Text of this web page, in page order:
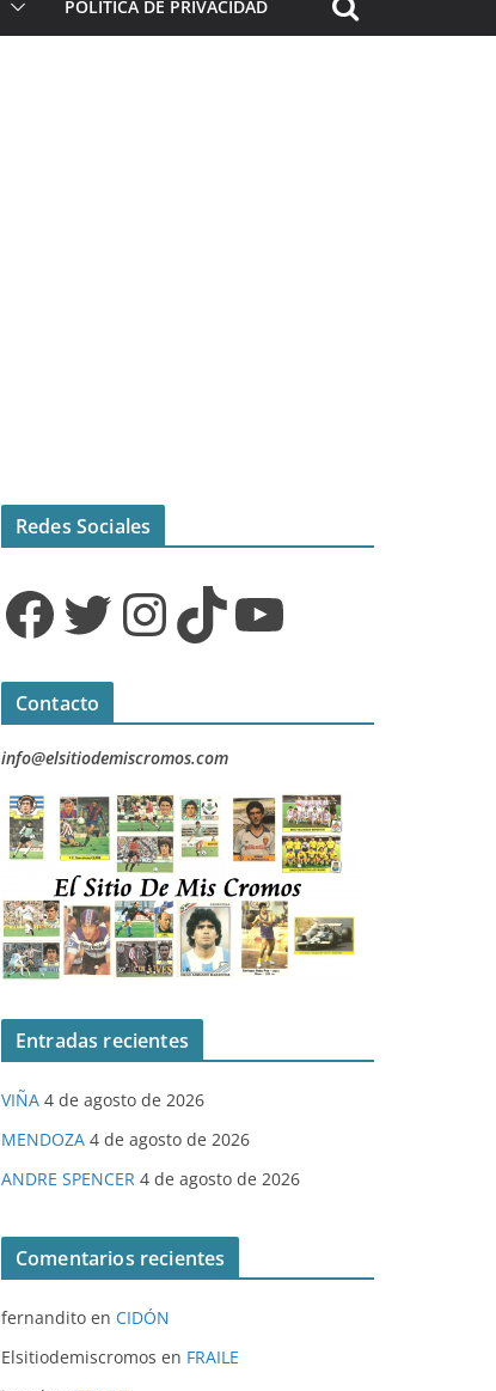
POLÍTICA DE PRIVACIDAD
Redes Sociales
Facebook Twitter InstagramTikTok YouTube
Contacto
info@elsitiodemiscromos.com
Entradas recientes
VIÑA 4 de agosto de 2026
MENDOZA 4 de agosto de 2026
ANDRE SPENCER 4 de agosto de 2026
Comentarios recientes
fernandito en CIDÓN
Elsitiodemiscromos en FRAILE